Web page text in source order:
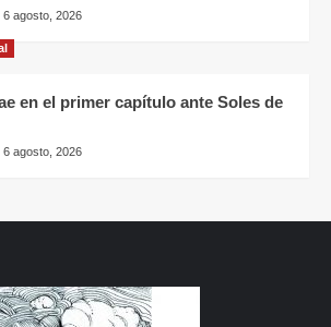
6 agosto, 2026
en el primer capítulo ante Soles de
6 agosto, 2026